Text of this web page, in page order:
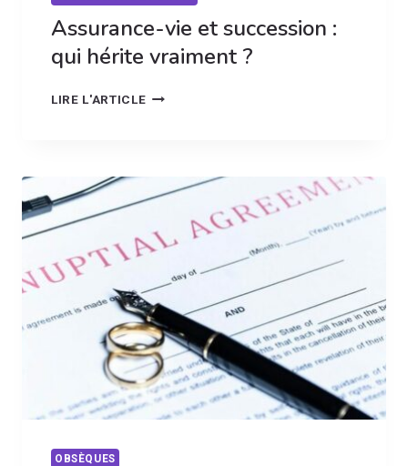
Assurance-vie et succession :
qui hérite vraiment ?
LIRE L'ARTICLEASSURANCE-
QUI
VRAIMENT
?
OBSÈQUES